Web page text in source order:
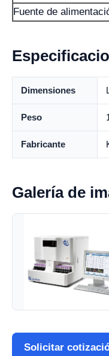
Fuente de
Dimensiones
Peso
Fabricante
Galería de
Solicitar